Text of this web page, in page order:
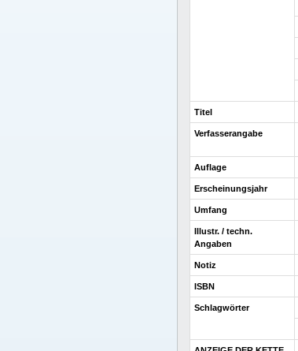
Titel
Verfasserangabe
Auflage
Erscheinungsjahr
Umfang
Illustr. / techn.
Angaben
Notiz
ISBN
Schlagwörter